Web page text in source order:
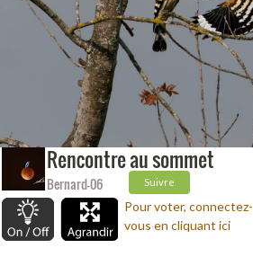
Rencontre au sommet
Bernard-06 Suivre
Pour voter, connectez-
vous en cliquant ici